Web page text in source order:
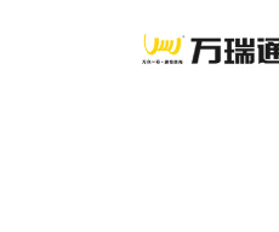
产品中心